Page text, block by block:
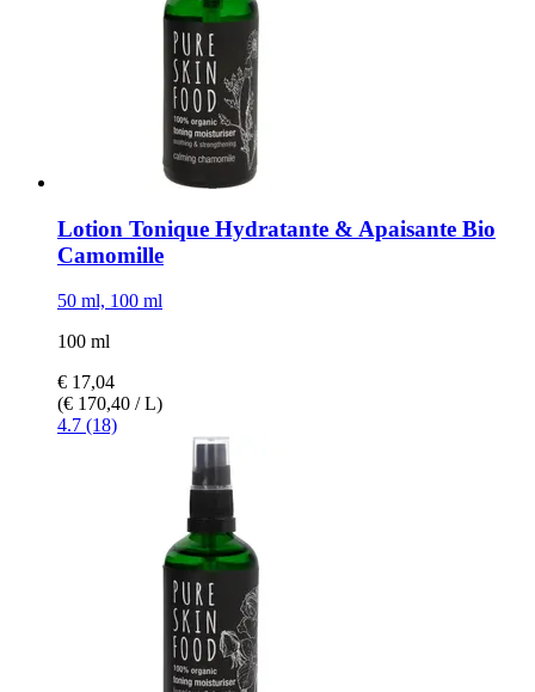
Lotion Tonique Hydratante & Apaisante Bio
Camomille
50 ml, 100 ml
100 ml
€ 17,04
(€ 170,40 / L)
4.7 (18)